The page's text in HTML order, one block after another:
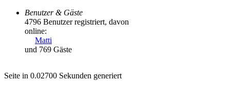
Benutzer & Gäste
4796 Benutzer registriert, davon
online:
Matti
und 769 Gäste
Seite in 0.02700 Sekunden generiert